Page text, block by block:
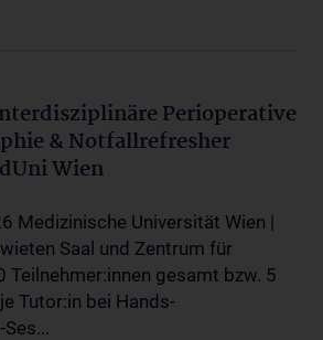
Perioperative
& Notfallrefresher
Wien
Medizinische Universität Wien |
Saal und Zentrum für
Teilnehmer:innen gesamt bzw. 5
Tutor:in bei Hands-